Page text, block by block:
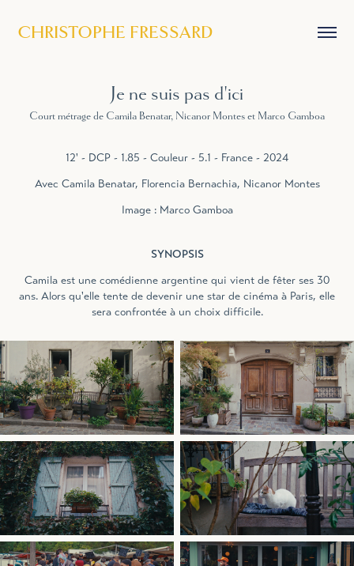
CHRISTOPHE FRESSARD
Je ne suis pas d'ici
Court métrage de Camila Benatar, Nicanor Montes et Marco Gamboa
12' - DCP - 1.85 - Couleur - 5.1 - France - 2024
Avec Camila Benatar, Florencia Bernachia, Nicanor Montes
Image : Marco Gamboa
SYNOPSIS
Camila est une comédienne argentine qui vient de fêter ses 30
ans. Alors qu'elle tente de devenir une star de cinéma à Paris, elle
sera confrontée à un choix difficile.